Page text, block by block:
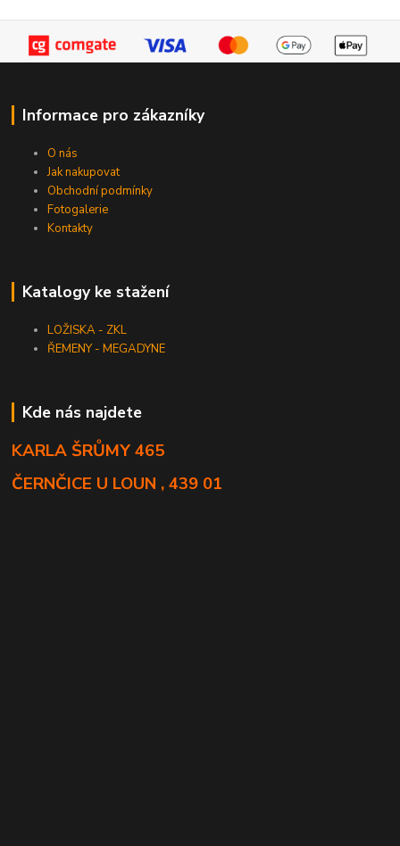
Informace pro zákazníky
O nás
Jak nakupovat
Obchodní podmínky
Fotogalerie
Kontakty
Katalogy ke stažení
LOŽISKA - ZKL
ŘEMENY - MEGADYNE
Kde nás najdete
KARLA ŠRŮMY 465
ČERNČICE U LOUN , 439 01